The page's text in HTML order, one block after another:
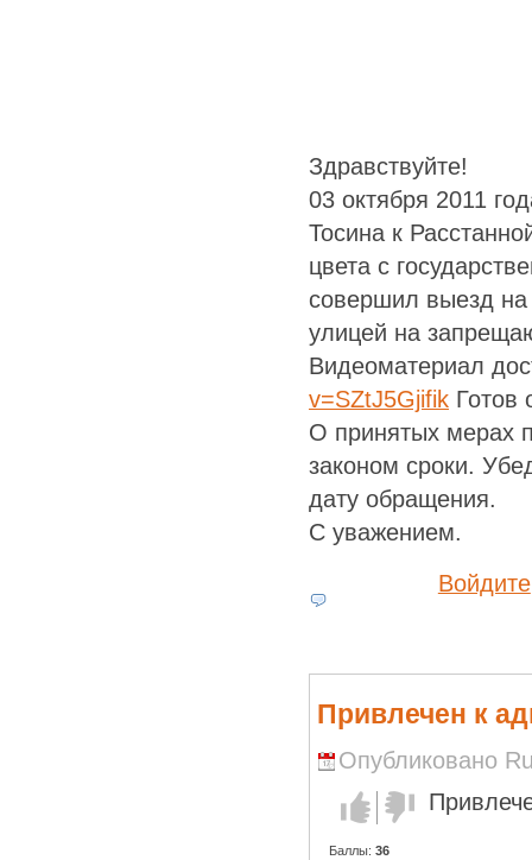
Здравствуйте!
03 октября 2011
Тосина к
цвета с
совершил выезд на
улицей на
Видеоматериал
v=SZtJ5Gjifik Готов
О принятых мерах
законом сроки.
дату обращения.
С уважением.
Войдите
Привлечен к
Опубликовано
Голос за!Голос
против!
Баллы: 36